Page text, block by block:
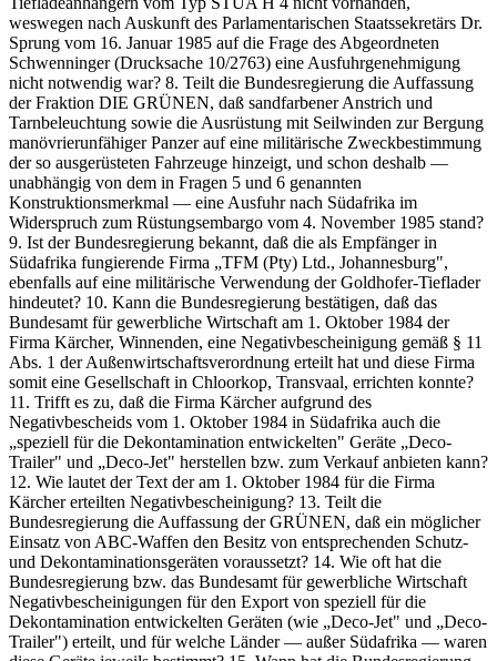
weswegen nach Auskunft des Parlamentarischen Staatssekretärs Dr.
Sprung vom 16. Januar 1985 auf die Frage des Abgeordneten
Schwenninger (Drucksache 10/2763) eine Ausfuhrgenehmigung
nicht notwendig war? 8. Teilt die Bundesregierung die Auffassung
der Fraktion DIE GRÜNEN, daß sandfarbener Anstrich und
Tarnbeleuchtung sowie die Ausrüstung mit Seilwinden zur Bergung
manövrierunfähiger Panzer auf eine militärische Zweckbestimmung
der so ausgerüsteten Fahrzeuge hinzeigt, und schon deshalb —
unabhängig von dem in Fragen 5 und 6 genannten
Konstruktionsmerkmal — eine Ausfuhr nach Südafrika im
Widerspruch zum Rüstungsembargo vom 4. November 1985 stand?
9. Ist der Bundesregierung bekannt, daß die als Empfänger in
Südafrika fungierende Firma „TFM (Pty) Ltd., Johannesburg",
ebenfalls auf eine militärische Verwendung der Goldhofer-Tieflader
hindeutet? 10. Kann die Bundesregierung bestätigen, daß das
Bundesamt für gewerbliche Wirtschaft am 1. Oktober 1984 der
Firma Kärcher, Winnenden, eine Negativbescheinigung gemäß § 11
Abs. 1 der Außenwirtschaftsverordnung erteilt hat und diese Firma
somit eine Gesellschaft in Chloorkop, Transvaal, errichten konnte?
11. Trifft es zu, daß die Firma Kärcher aufgrund des
Negativbescheids vom 1. Oktober 1984 in Südafrika auch die
„speziell für die Dekontamination entwickelten" Geräte „Deco-
Trailer" und „Deco-Jet" herstellen bzw. zum Verkauf anbieten kann?
12. Wie lautet der Text der am 1. Oktober 1984 für die Firma
Kärcher erteilten Negativbescheinigung? 13. Teilt die
Bundesregierung die Auffassung der GRÜNEN, daß ein möglicher
Einsatz von ABC-Waffen den Besitz von entsprechenden Schutz-
und Dekontaminationsgeräten voraussetzt? 14. Wie oft hat die
Bundesregierung bzw. das Bundesamt für gewerbliche Wirtschaft
Negativbescheinigungen für den Export von speziell für die
Dekontamination entwickelten Geräten (wie „Deco-Jet" und „Deco-
Trailer") erteilt, und für welche Länder — außer Südafrika — waren